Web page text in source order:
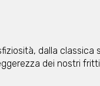
dalla
dei nostri